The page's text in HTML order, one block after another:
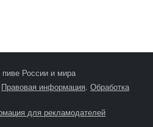
России и мира
Правовая информация. Обработка
для рекламодателей